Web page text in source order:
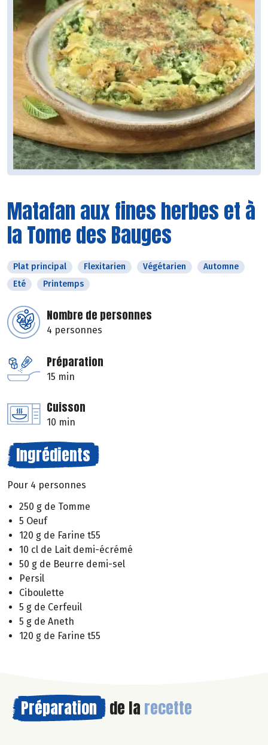
Matafan aux fines herbes et à
la Tome des Bauges
Plat principal Flexitarien Végétarien
Automne
Eté
Printemps
Nombre de personnes
4 personnes
Préparation
15 min
Cuisson
10 min
Ingrédients
Pour 4 personnes
250 g de Tomme
5 Oeuf
120 g de Farine t55
10 cl de Lait demi-écrémé
50 g de Beurre demi-sel
Persil
Ciboulette
5 g de Cerfeuil
5 g de Aneth
120 g de Farine t55
Préparation de la recette